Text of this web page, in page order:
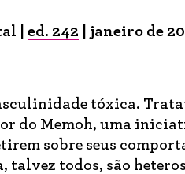
| ed. 242 | janeiro de
tóxica.
do Memoh, uma
sobre seus
talvez todos, são